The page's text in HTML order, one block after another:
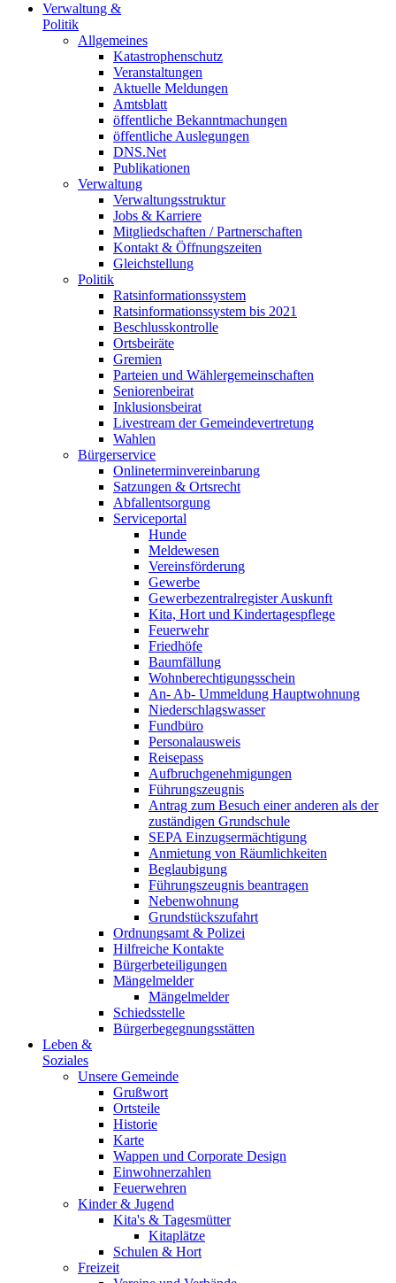
Verwaltung &
Politik
Allgemeines
Katastrophenschutz
Veranstaltungen
Aktuelle Meldungen
Amtsblatt
öffentliche Bekanntmachungen
öffentliche Auslegungen
DNS.Net
Publikationen
Verwaltung
Verwaltungsstruktur
Jobs & Karriere
Mitgliedschaften / Partnerschaften
Kontakt & Öffnungszeiten
Gleichstellung
Politik
Ratsinformationssystem
Ratsinformationssystem bis 2021
Beschlusskontrolle
Ortsbeiräte
Gremien
Parteien und Wählergemeinschaften
Seniorenbeirat
Inklusionsbeirat
Livestream der Gemeindevertretung
Wahlen
Bürgerservice
Onlineterminvereinbarung
Satzungen & Ortsrecht
Abfallentsorgung
Serviceportal
Hunde
Meldewesen
Vereinsförderung
Gewerbe
Gewerbezentralregister Auskunft
Kita, Hort und Kindertagespflege
Feuerwehr
Friedhöfe
Baumfällung
Wohnberechtigungsschein
An- Ab- Ummeldung Hauptwohnung
Niederschlagswasser
Fundbüro
Personalausweis
Reisepass
Aufbruchgenehmigungen
Führungszeugnis
Antrag zum Besuch einer anderen als der
zuständigen Grundschule
SEPA Einzugsermächtigung
Anmietung von Räumlichkeiten
Beglaubigung
Führungszeugnis beantragen
Nebenwohnung
Grundstückszufahrt
Ordnungsamt & Polizei
Hilfreiche Kontakte
Bürgerbeteiligungen
Mängelmelder
Mängelmelder
Schiedsstelle
Bürgerbegegnungsstätten
Leben &
Soziales
Unsere Gemeinde
Grußwort
Ortsteile
Historie
Karte
Wappen und Corporate Design
Einwohnerzahlen
Feuerwehren
Kinder & Jugend
Kita's & Tagesmütter
Kitaplätze
Schulen & Hort
Freizeit